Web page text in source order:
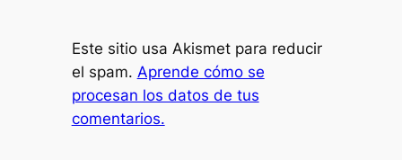
Este sitio usa Akismet para reducir
el spam. Aprende cómo se
procesan los datos de tus
comentarios.